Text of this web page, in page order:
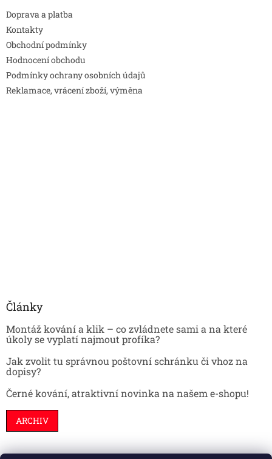
Doprava a platba
Kontakty
Obchodní podmínky
Hodnocení obchodu
Podmínky ochrany osobních údajů
Reklamace, vrácení zboží, výměna
Články
Montáž kování a klik – co zvládnete sami a na které
úkoly se vyplatí najmout profíka?
Jak zvolit tu správnou poštovní schránku či vhoz na
dopisy?
Černé kování, atraktivní novinka na našem e-shopu!
ARCHIV